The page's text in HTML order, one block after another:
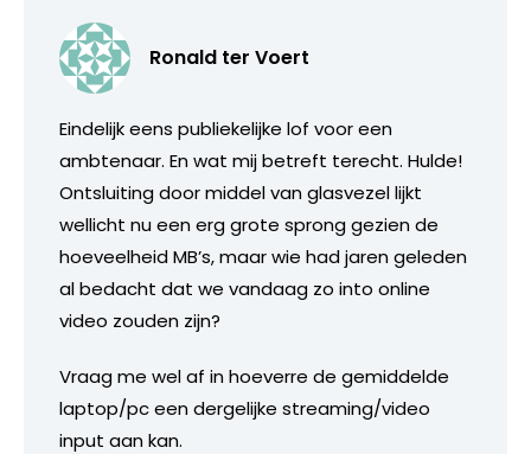
Ronald ter Voert
Eindelijk eens publiekelijke lof voor een
ambtenaar. En wat mij betreft terecht. Hulde!
Ontsluiting door middel van glasvezel lijkt
wellicht nu een erg grote sprong gezien de
hoeveelheid MB’s, maar wie had jaren geleden
al bedacht dat we vandaag zo into online
video zouden zijn?
Vraag me wel af in hoeverre de gemiddelde
laptop/pc een dergelijke streaming/video
input aan kan.